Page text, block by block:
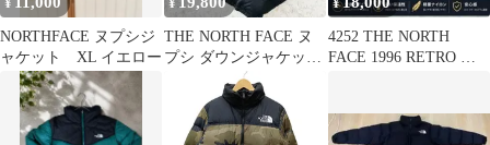
NORTHFACE ヌプシジ
ャケット XL イエロー
THE NORTH FACE ヌ
プシ ダウンジャケット
700 ブラック M
4252 THE NORTH
FACE 1996 RETRO ヌ